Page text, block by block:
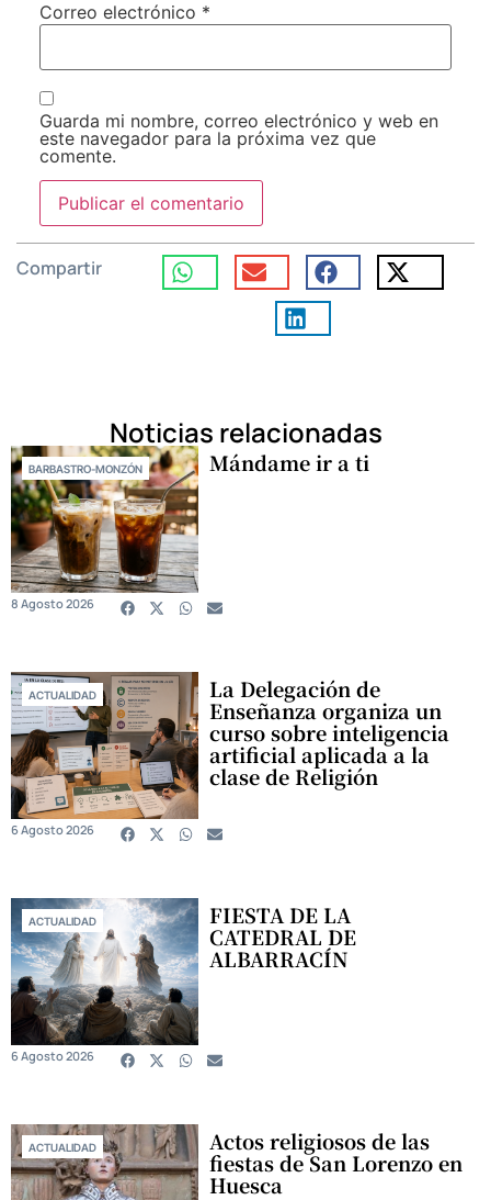
Correo electrónico *
Guarda mi nombre, correo electrónico y web en
este navegador para la próxima vez que
comente.
Compartir
Noticias relacionadas
BARBASTRO-MONZÓN Mándame ir a ti
8 Agosto 2026
ACTUALIDAD La Delegación de
Enseñanza organiza un
curso sobre inteligencia
artificial aplicada a la
clase de Religión
6 Agosto 2026
ACTUALIDAD FIESTA DE LA
CATEDRAL DE
ALBARRACÍN
6 Agosto 2026
ACTUALIDAD Actos religiosos de las
fiestas de San Lorenzo en
Huesca